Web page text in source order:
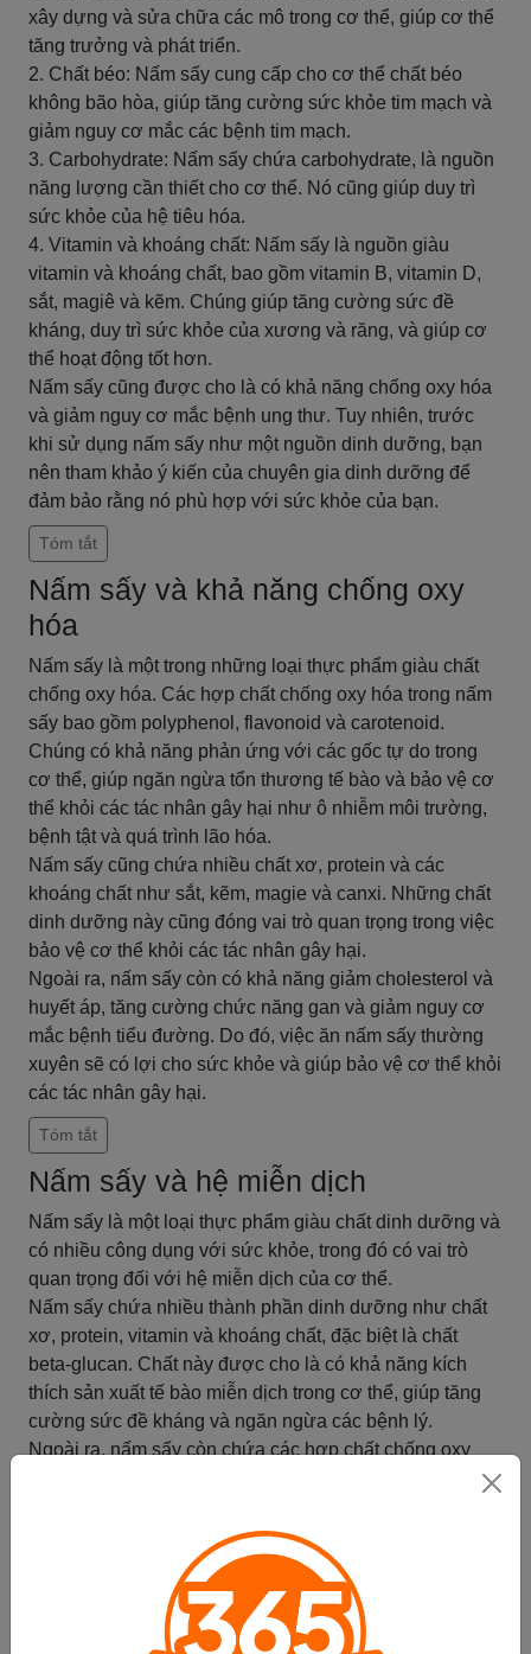
xây dựng và sửa chữa các mô trong cơ thể, giúp cơ thể
tăng trưởng và phát triển.
2. Chất béo: Nấm sấy cung cấp cho cơ thể chất béo
không bão hòa, giúp tăng cường sức khỏe tim mạch và
giảm nguy cơ mắc các bệnh tim mạch.
3. Carbohydrate: Nấm sấy chứa carbohydrate, là nguồn
năng lượng cần thiết cho cơ thể. Nó cũng giúp duy trì
sức khỏe của hệ tiêu hóa.
4. Vitamin và khoáng chất: Nấm sấy là nguồn giàu
vitamin và khoáng chất, bao gồm vitamin B, vitamin D,
sắt, magiê và kẽm. Chúng giúp tăng cường sức đề
kháng, duy trì sức khỏe của xương và răng, và giúp cơ
thể hoạt động tốt hơn.
Nấm sấy cũng được cho là có khả năng chống oxy hóa
và giảm nguy cơ mắc bệnh ung thư. Tuy nhiên, trước
khi sử dụng nấm sấy như một nguồn dinh dưỡng, bạn
nên tham khảo ý kiến của chuyên gia dinh dưỡng để
đảm bảo rằng nó phù hợp với sức khỏe của bạn.
Tóm tắt
Nấm sấy và khả năng chống oxy
hóa
Nấm sấy là một trong những loại thực phẩm giàu chất
chống oxy hóa. Các hợp chất chống oxy hóa trong nấm
sấy bao gồm polyphenol, flavonoid và carotenoid.
Chúng có khả năng phản ứng với các gốc tự do trong
cơ thể, giúp ngăn ngừa tổn thương tế bào và bảo vệ cơ
thể khỏi các tác nhân gây hại như ô nhiễm môi trường,
bệnh tật và quá trình lão hóa.
Nấm sấy cũng chứa nhiều chất xơ, protein và các
khoáng chất như sắt, kẽm, magie và canxi. Những chất
dinh dưỡng này cũng đóng vai trò quan trọng trong việc
bảo vệ cơ thể khỏi các tác nhân gây hại.
Ngoài ra, nấm sấy còn có khả năng giảm cholesterol và
huyết áp, tăng cường chức năng gan và giảm nguy cơ
mắc bệnh tiểu đường. Do đó, việc ăn nấm sấy thường
xuyên sẽ có lợi cho sức khỏe và giúp bảo vệ cơ thể khỏi
các tác nhân gây hại.
Tóm tắt
Nấm sấy và hệ miễn dịch
Nấm sấy là một loại thực phẩm giàu chất dinh dưỡng và
có nhiều công dụng với sức khỏe, trong đó có vai trò
quan trọng đối với hệ miễn dịch của cơ thể.
Nấm sấy chứa nhiều thành phần dinh dưỡng như chất
xơ, protein, vitamin và khoáng chất, đặc biệt là chất
beta-glucan. Chất này được cho là có khả năng kích
thích sản xuất tế bào miễn dịch trong cơ thể, giúp tăng
cường sức đề kháng và ngăn ngừa các bệnh lý.
Ngoài ra, nấm sấy còn chứa các hợp chất chống oxy
Các nghiên cứu cũng đã chỉ ra rằng việc sử dụng nấm
sấy có thể giúp giảm các triệu chứng và tác động của
các bệnh lý liên quan đến hệ miễn dịch, bao gồm suy
giảm miễn dịch, viêm khớp, viêm ruột và các bệnh lý